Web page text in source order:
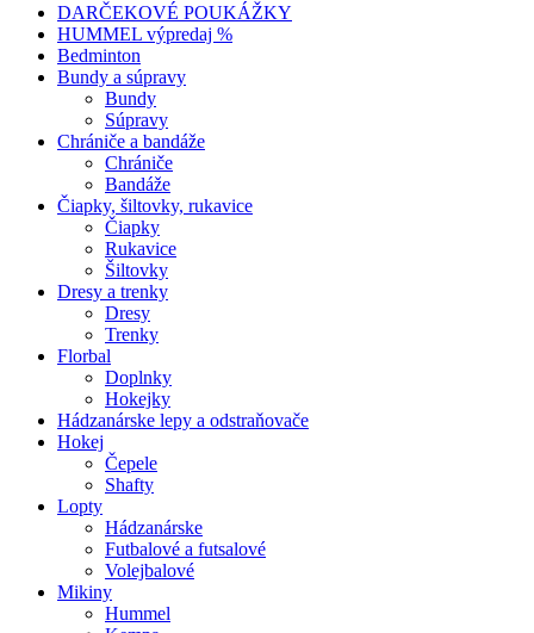
DARČEKOVÉ POUKÁŽKY
HUMMEL výpredaj %
Bedminton
Bundy a súpravy
Bundy
Súpravy
Chrániče a bandáže
Chrániče
Bandáže
Čiapky, šiltovky, rukavice
Čiapky
Rukavice
Šiltovky
Dresy a trenky
Dresy
Trenky
Florbal
Doplnky
Hokejky
Hádzanárske lepy a odstraňovače
Hokej
Čepele
Shafty
Lopty
Hádzanárske
Futbalové a futsalové
Volejbalové
Mikiny
Hummel